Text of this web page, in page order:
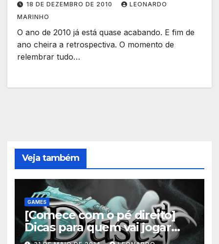
18 DE DEZEMBRO DE 2010
LEONARDO
MARINHO
O ano de 2010 já está quase acabando. E fim de
ano cheira a retrospectiva. O momento de
relembrar tudo…
Veja também
GAMES
[Comece com o pé direito]
Dicas para quem vai jogar
Dust: An Elysian Tail